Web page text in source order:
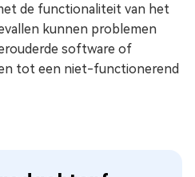
de functionaliteit van het
kunnen problemen
software of
tot een niet-functionerend